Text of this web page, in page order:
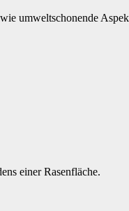
umweltschonende
einer Rasenfläche.